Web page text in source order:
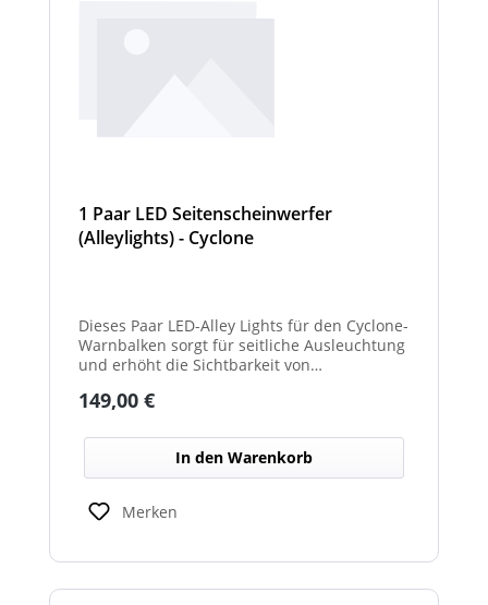
1 Paar LED Seitenscheinwerfer
(Alleylights) - Cyclone
Dieses Paar LED-Alley Lights für den Cyclone-
Warnbalken sorgt für seitliche Ausleuchtung
und erhöht die Sichtbarkeit von
Regulärer Preis:
149,00 €
In den Warenkorb
Merken